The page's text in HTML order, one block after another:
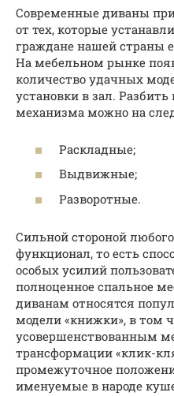
Современные диваны
от тех, которые
граждане нашей страны
На мебельном рынке
количество удачных
установки в зал.
механизма можно на
Раскладные;
Выдвижные;
Разворотные.
Сильной стороной
функционал, то есть
особых усилий
полноценное спальное
диванам относятся
модели «книжки», в том
усовершенствованным
трансформации «клик-
промежуточное
именуемые в народе